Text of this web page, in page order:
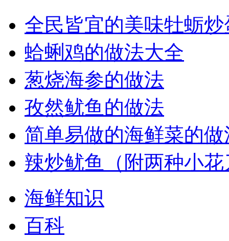
全民皆宜的美味牡蛎炒
蛤蜊鸡的做法大全
葱烧海参的做法
孜然鱿鱼的做法
简单易做的海鲜菜的做
辣炒鱿鱼（附两种小
海鲜知识
百科